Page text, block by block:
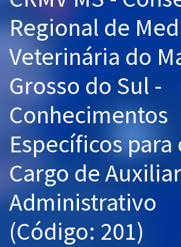
Graduação
Mentorias
Questões grátis
Conteúdo gratuito
Blog
Aprovados
Atendimento
Regional de
Veterinária do
Grosso do Sul -
Conhecimentos
Específicos para
Cargo de Auxiliar
Administrativo
(Código: 201)